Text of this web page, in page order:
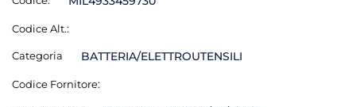
Codice Alt.:
Categoria BATTERIA/ELETTROUTENSILI
Codice Fornitore: